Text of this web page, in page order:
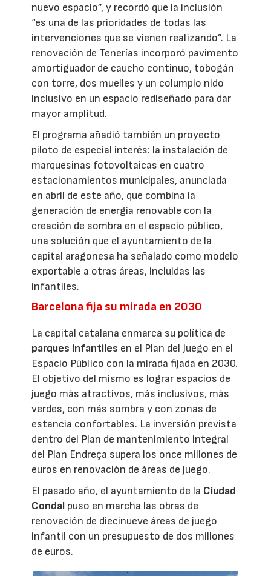
nuevo espacio”, y recordó que la inclusión
“es una de las prioridades de todas las
intervenciones que se vienen realizando”. La
renovación de Tenerías incorporó pavimento
amortiguador de caucho continuo, tobogán
con torre, dos muelles y un columpio nido
inclusivo en un espacio rediseñado para dar
mayor amplitud.
El programa añadió también un proyecto
piloto de especial interés: la instalación de
marquesinas fotovoltaicas en cuatro
estacionamientos municipales, anunciada
en abril de este año, que combina la
generación de energía renovable con la
creación de sombra en el espacio público,
una solución que el ayuntamiento de la
capital aragonesa ha señalado como modelo
exportable a otras áreas, incluidas las
infantiles.
Barcelona fija su mirada en 2030
La capital catalana enmarca su política de
parques infantiles en el Plan del Juego en el
Espacio Público con la mirada fijada en 2030.
El objetivo del mismo es lograr espacios de
juego más atractivos, más inclusivos, más
verdes, con más sombra y con zonas de
estancia confortables. La inversión prevista
dentro del Plan de mantenimiento integral
del Plan Endreça supera los once millones de
euros en renovación de áreas de juego.
El pasado año, el ayuntamiento de la Ciudad
Condal puso en marcha las obras de
renovación de diecinueve áreas de juego
infantil con un presupuesto de dos millones
de euros.